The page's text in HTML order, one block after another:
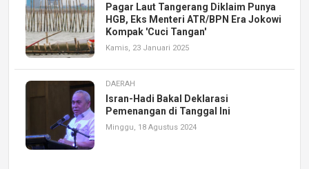
Pagar Laut Tangerang Diklaim Punya
HGB, Eks Menteri ATR/BPN Era Jokowi
Kompak 'Cuci Tangan'
Kamis, 23 Januari 2025
DAERAH
Isran-Hadi Bakal Deklarasi
Pemenangan di Tanggal Ini
Minggu, 18 Agustus 2024